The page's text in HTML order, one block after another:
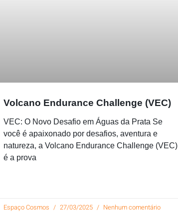
Volcano Endurance Challenge (VEC)
VEC: O Novo Desafio em Águas da Prata Se
você é apaixonado por desafios, aventura e
natureza, a Volcano Endurance Challenge (VEC)
é a prova
Espaço Cosmos 27/03/2025 Nenhum comentário